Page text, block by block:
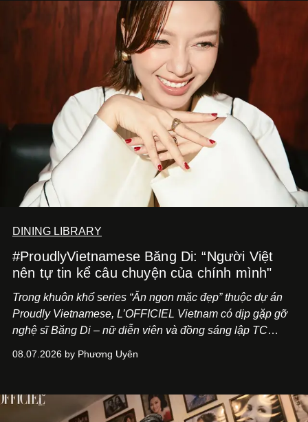
trình trở thành một producer thực thụ.
DINING LIBRARY
#ProudlyVietnamese Băng Di: “Người Việt
nên tự tin kể câu chuyện của chính mình"
Trong khuôn khổ series “Ăn ngon mặc đẹp” thuộc dự án
Proudly Vietnamese, L’OFFICIEL Vietnam có dịp gặp gỡ
nghệ sĩ Băng Di – nữ diễn viên và đồng sáng lập TC
Kitchen Bar và SALEM tại TP.HCM.
08.07.2026 by Phương Uyên